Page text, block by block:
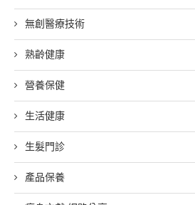
無創醫療技術
熟齡健康
營養保健
生活健康
生髮門診
產品保養